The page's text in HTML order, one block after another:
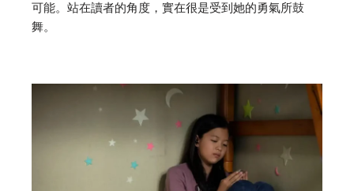
可能。站在讀者的角度，實在很是受到她的勇氣所鼓
舞。